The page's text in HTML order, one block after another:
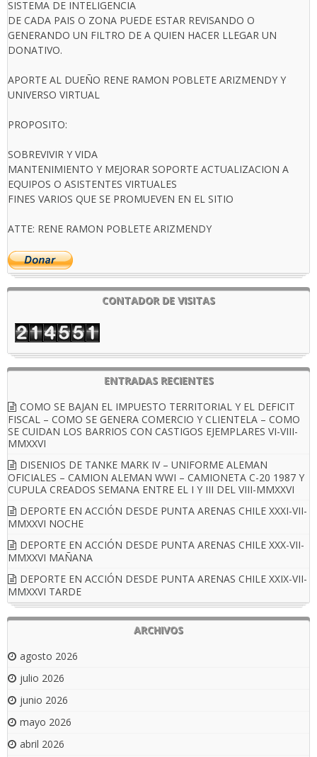
SISTEMA DE INTELIGENCIA
DE CADA PAIS O ZONA PUEDE ESTAR REVISANDO O
GENERANDO UN FILTRO DE A QUIEN HACER LLEGAR UN
DONATIVO.
APORTE AL DUEÑO RENE RAMON POBLETE ARIZMENDY Y
UNIVERSO VIRTUAL
PROPOSITO:
SOBREVIVIR Y VIDA
MANTENIMIENTO Y MEJORAR SOPORTE ACTUALIZACION A
EQUIPOS O ASISTENTES VIRTUALES
FINES VARIOS QUE SE PROMUEVEN EN EL SITIO
ATTE: RENE RAMON POBLETE ARIZMENDY
CONTADOR DE VISITAS
ENTRADAS RECIENTES
COMO SE BAJAN EL IMPUESTO TERRITORIAL Y EL DEFICIT
FISCAL – COMO SE GENERA COMERCIO Y CLIENTELA – COMO
SE CUIDAN LOS BARRIOS CON CASTIGOS EJEMPLARES VI-VIII-
MMXXVI
DISENIOS DE TANKE MARK IV – UNIFORME ALEMAN
OFICIALES – CAMION ALEMAN WWI – CAMIONETA C-20 1987 Y
CUPULA CREADOS SEMANA ENTRE EL I Y III DEL VIII-MMXXVI
DEPORTE EN ACCIÓN DESDE PUNTA ARENAS CHILE XXXI-VII-
MMXXVI NOCHE
DEPORTE EN ACCIÓN DESDE PUNTA ARENAS CHILE XXX-VII-
MMXXVI MAÑANA
DEPORTE EN ACCIÓN DESDE PUNTA ARENAS CHILE XXIX-VII-
MMXXVI TARDE
ARCHIVOS
agosto 2026
julio 2026
junio 2026
mayo 2026
abril 2026